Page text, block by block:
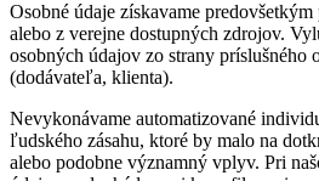
Osobné údaje získavame
alebo z verejne dostupných zdrojov.
osobných údajov zo strany príslušného
(dodávateľa, klienta).
Nevykonávame automatizované
ľudského zásahu, ktoré by malo na
alebo podobne významný vplyv. Pri